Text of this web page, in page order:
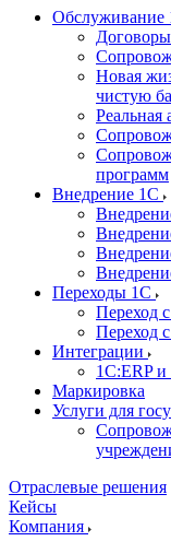
Обслуживание
Новая
чистую
Реальная
программ
Внедрение 1С
Переходы 1С
Переход
Переход
Интеграции
1С:ERP
Маркировка
Услуги для
Отраслевые решения
Кейсы
Компания